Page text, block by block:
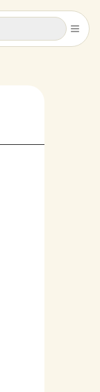
キャンセル
キャンセル